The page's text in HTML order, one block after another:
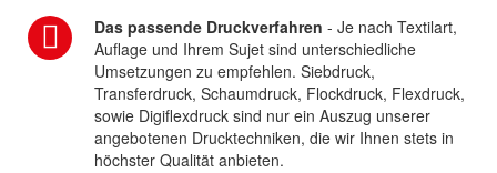
Das passende Druckverfahren - Je nach Textilart,
Auflage und Ihrem Sujet sind unterschiedliche
Umsetzungen zu empfehlen. Siebdruck,
Transferdruck, Schaumdruck, Flockdruck, Flexdruck,
sowie Digiflexdruck sind nur ein Auszug unserer
angebotenen Drucktechniken, die wir Ihnen stets in
höchster Qualität anbieten.